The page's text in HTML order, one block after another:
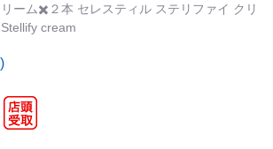
ーム✖️２本 セレスティル ステリファイ クリ
cream